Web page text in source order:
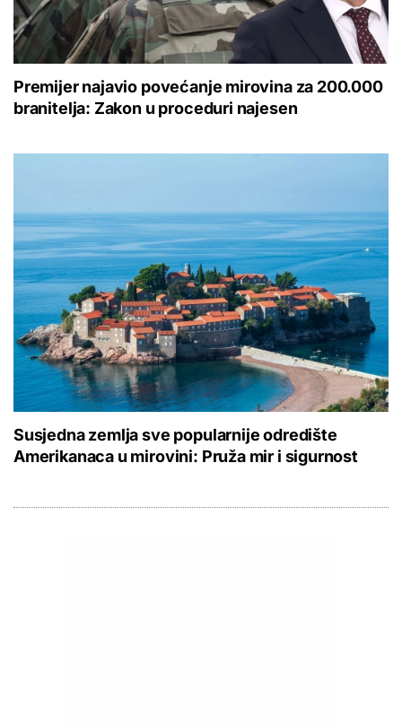
Premijer najavio povećanje mirovina za 200.000
branitelja: Zakon u proceduri najesen
Susjedna zemlja sve popularnije odredište
Amerikanaca u mirovini: Pruža mir i sigurnost